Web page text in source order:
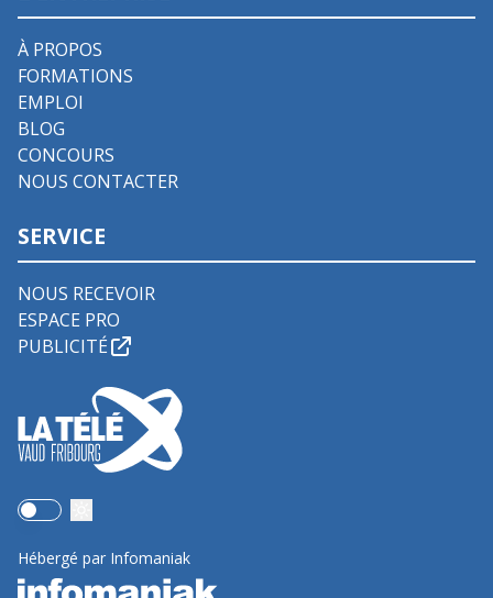
À PROPOS
FORMATIONS
EMPLOI
BLOG
CONCOURS
NOUS CONTACTER
SERVICE
NOUS RECEVOIR
ESPACE PRO
PUBLICITÉ
Use setting
Hébergé par Infomaniak